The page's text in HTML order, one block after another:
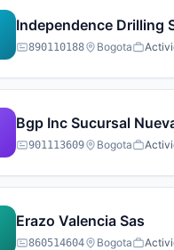
Independence Drilling
890110188 Bogota
Bgp Inc Sucursal
901113609 Bogota
Erazo Valencia Sas
860514604 Bogota